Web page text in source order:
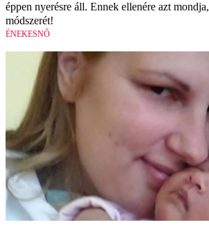
éppen nyerésre áll. Ennek ellenére azt
módszerét!
ÉNEKESNŐ